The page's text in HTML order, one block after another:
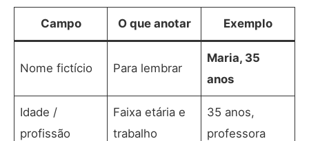
Campo O que anotar Exemplo
Nome fictício Para lembrar
Maria, 35
anos
Idade /
profissão
Faixa etária e
trabalho
35 anos,
professora